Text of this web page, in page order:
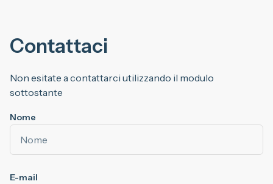
Contattaci
Non esitate a contattarci utilizzando il modulo
sottostante
Nome
E-mail